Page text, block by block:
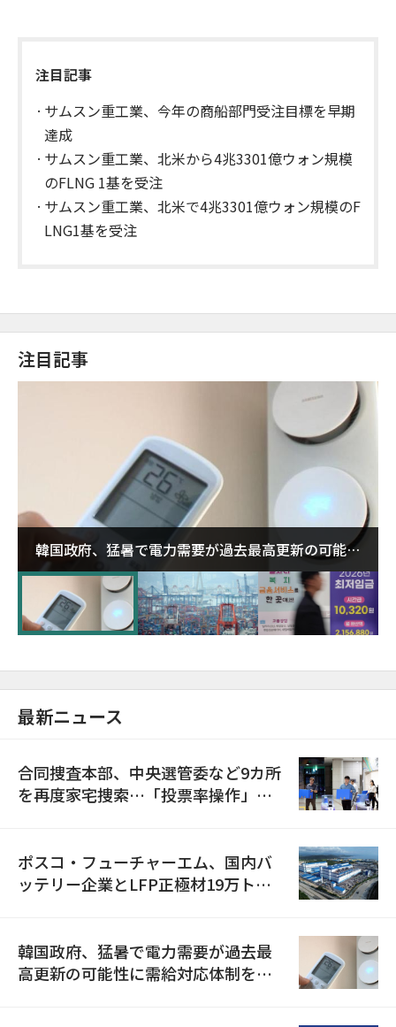
注目記事
サムスン重工業、今年の商船部門受注目標を早期
達成
サムスン重工業、北米から4兆3301億ウォン規模
のFLNG 1基を受注
サムスン重工業、北米で4兆3301億ウォン規模のF
LNG1基を受注
注目記事
韓国政府、猛暑で電力需要が過去最高更新の可能性
に需給対応体制を点検
最新ニュース
合同捜査本部、中央選管委など9カ所
を再度家宅捜索…「投票率操作」の
ポスコ・フューチャーエム、国内バ
ッテリー企業とLFP正極材19万トン
韓国政府、猛暑で電力需要が過去最
高更新の可能性に需給対応体制を点